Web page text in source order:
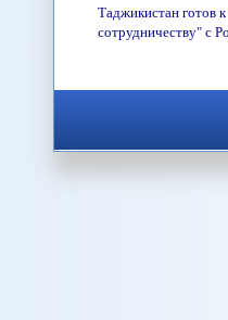
Таджикистан готов
сотрудничеству" с